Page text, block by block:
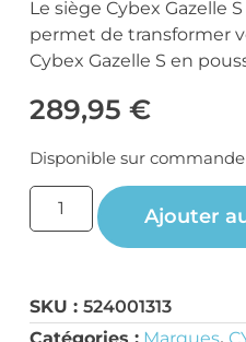
Le siège Cybex Gazelle
permet de transformer
Cybex Gazelle S en
289,95 €
Disponible sur commande
Ajouter
SKU : 524001313